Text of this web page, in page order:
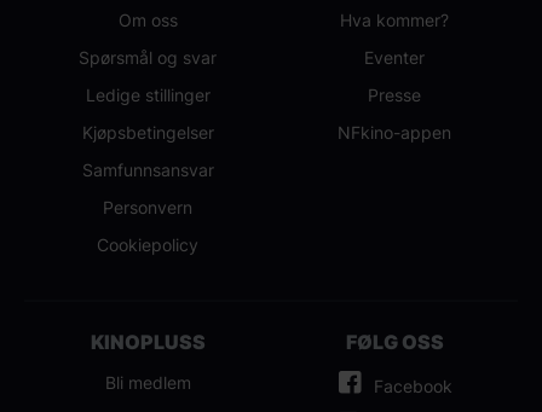
Om oss
Spørsmål og svar
Ledige stillinger
Kjøpsbetingelser
Samfunnsansvar
Personvern
Cookiepolicy
Hva kommer?
Eventer
Presse
NFkino-appen
KINOPLUSS
Bli medlem
FØLG OSS
Facebook